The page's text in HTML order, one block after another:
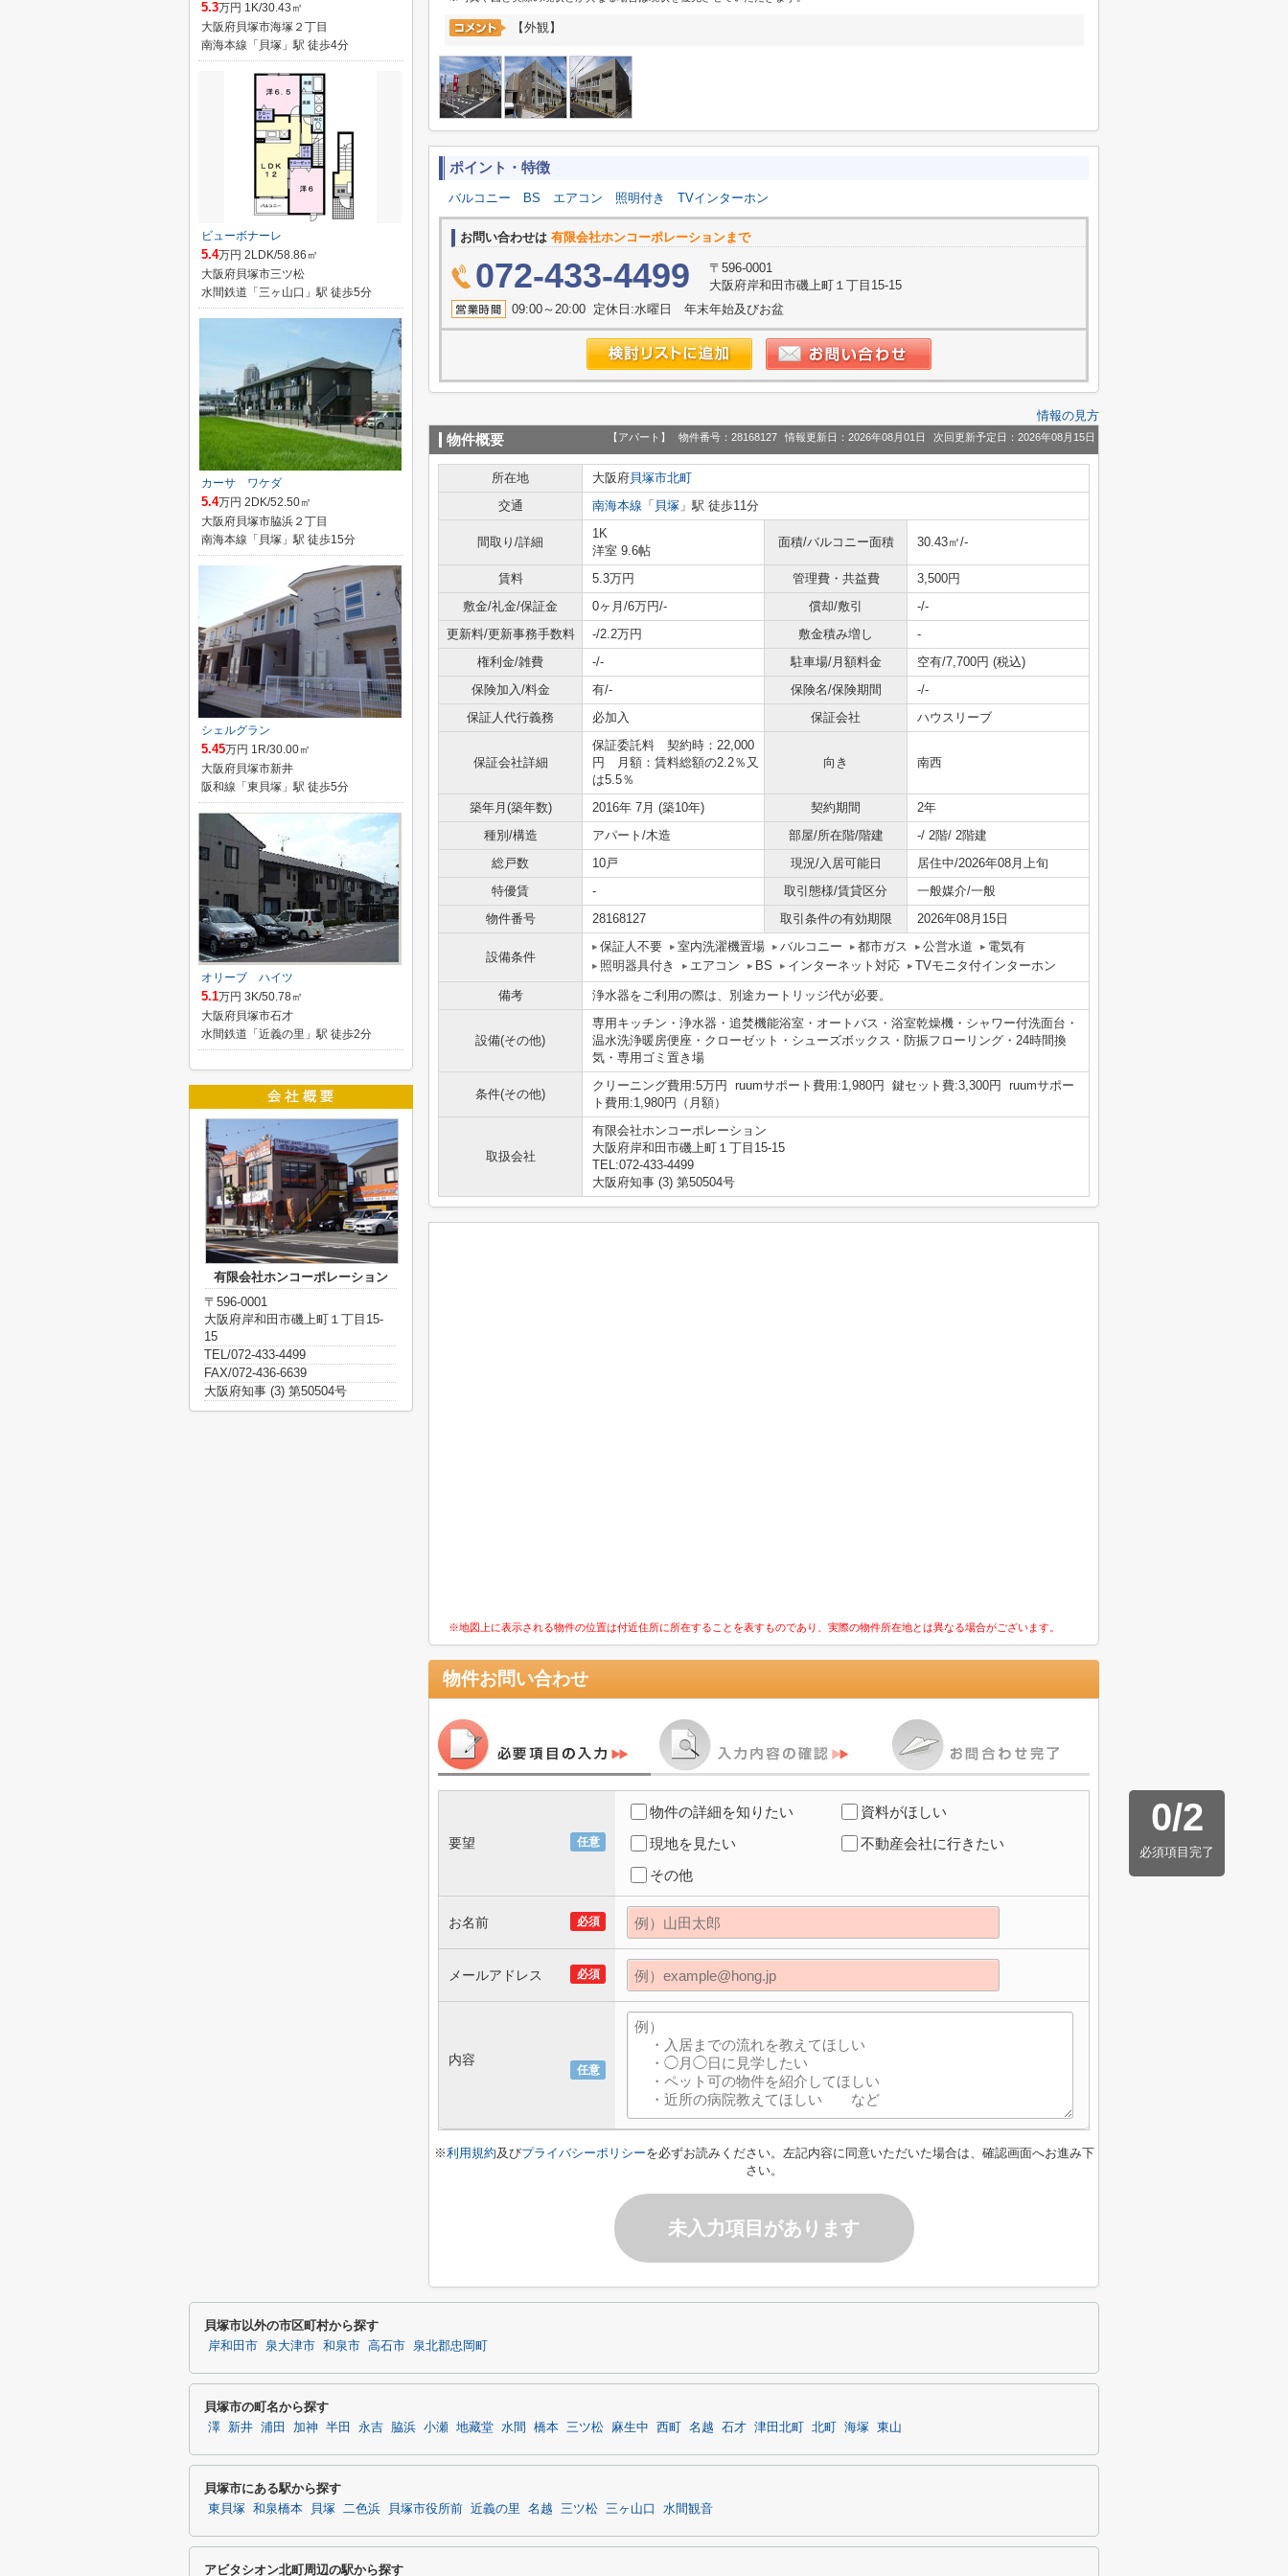
【外観】
ポイント・特徴
バルコニー BS エアコン 照明付き TVインターホン
お問い合わせは 有限会社ホンコーポレーションまで
072-433-4499
〒596-0001
大阪府岸和田市磯上町１丁目15-15
09:00～20:00 定休日:水曜日 年末年始及びお盆
情報の見方
物件概要 【アパート】 物件番号：28168127 情報更新日：2026年08月01日 次回更新予定日：2026年08月15日
所在地 大阪府貝塚市北町
交通
南海本線 「 貝塚 」駅 徒歩11分
間取り/詳細
1K
洋室 9.6帖
面積/バルコニー面積 30.43㎡/-
賃料 5.3万円 管理費・共益費
3,500円
敷金/礼金/保証金
0ヶ月/6万円/- 償却/敷引
-/-
更新料/更新事務手数料
-/2.2万円 敷金積み増し
-
権利金/雑費
-/- 駐車場/月額料金
空有/7,700円 (税込)
保険加入/料金
有/- 保険名/保険期間
-/-
保証人代行義務
必加入 保証会社 ハウスリーブ
保証会社詳細
保証委託料 契約時：22,000
円 月額：賃料総額の2.2％又
は5.5％
向き 南西
築年月(築年数) 2016年 7月 (築10年) 契約期間
2年
種別/構造
アパート/木造 部屋/所在階/階建
-/ 2階/ 2階建
総戸数
10戸 現況/入居可能日
居住中/2026年08月上旬
特優賃
- 取引態様/賃貸区分
一般媒介/一般
物件番号
28168127 取引条件の有効期限 2026年08月15日
設備条件
保証人不要 室内洗濯機置場 バルコニー 都市ガス 公営水道
電気有
照明器具付き
エアコン BS インターネット対応 TVモニタ付インターホン
備考 浄水器をご利用の際は、別途カートリッジ代が必要。
設備(その他)
専用キッチン・浄水器・追焚機能浴室・オートバス・浴室乾燥機・シャワー付洗面台・
温水洗浄暖房便座・クローゼット・シューズボックス・防振フローリング・24時間換
気・専用ゴミ置き場
条件(その他)
クリーニング費用:5万円 ruumサポート費用:1,980円 鍵セット費:3,300円 ruumサポー
ト費用:1,980円（月額）
取扱会社
有限会社ホンコーポレーション
大阪府岸和田市磯上町１丁目15-15
TEL:072-433-4499
大阪府知事 (3) 第50504号
※地図上に表示される物件の位置は付近住所に所在することを表すものであり、実際の物件所在地とは異なる場合がございます。
物件お問い合わせ
0/2
必須項目完了
任意
要望
物件の詳細を知りたい
資料がほしい
現地を見たい
不動産会社に行きたい
その他
必須
お名前
必須
メールアドレス
任意
内容
※利用規約及びプライバシーポリシーを必ずお読みください。左記内容に同意いただいた場合は、確認画面へお進み下
さい。
未入力項目があります
5.3万円 1K/30.43㎡
大阪府貝塚市海塚２丁目
南海本線「貝塚」駅 徒歩4分
ビューボナーレ
5.4万円 2LDK/58.86㎡
大阪府貝塚市三ツ松
水間鉄道「三ヶ山口」駅 徒歩5分
カーサ ワケダ
5.4万円 2DK/52.50㎡
大阪府貝塚市脇浜２丁目
南海本線「貝塚」駅 徒歩15分
シェルグラン
5.45万円 1R/30.00㎡
大阪府貝塚市新井
阪和線「東貝塚」駅 徒歩5分
オリーブ ハイツ
5.1万円 3K/50.78㎡
大阪府貝塚市石才
水間鉄道「近義の里」駅 徒歩2分
有限会社ホンコーポレーション
〒596-0001
大阪府岸和田市磯上町１丁目15-
15
TEL/072-433-4499
FAX/072-436-6639
大阪府知事 (3) 第50504号
貝塚市以外の市区町村から探す
岸和田市 泉大津市 和泉市 高石市 泉北郡忠岡町
貝塚市の町名から探す
澤 新井 浦田 加神 半田 永吉 脇浜 小瀬 地藏堂 水間 橋本 三ツ松 麻生中 西町 名越 石才 津田北町 北町 海塚 東山
貝塚市にある駅から探す
東貝塚 和泉橋本 貝塚 二色浜 貝塚市役所前 近義の里 名越 三ツ松 三ヶ山口 水間観音
アビタシオン北町周辺の駅から探す